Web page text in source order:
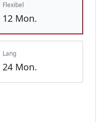
Flexibel
12 Mon.
Lang
24 Mon.